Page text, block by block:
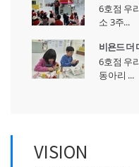
6호점 우
소 3주...
비욘드 더
6호점 우
동아리 ...
VISION